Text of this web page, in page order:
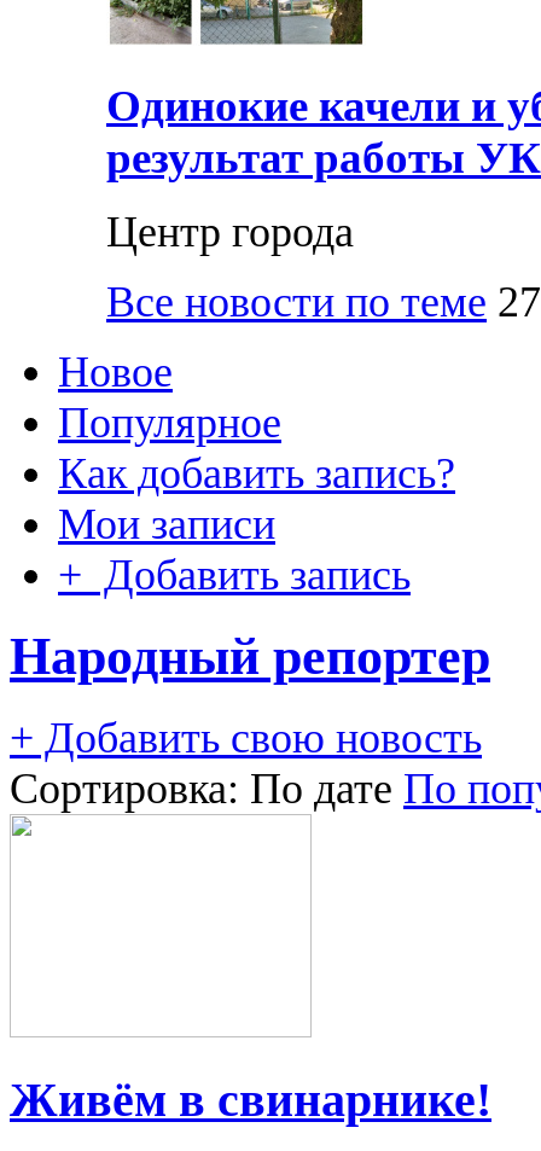
Одинокие качели и
результат работы
Центр города
Все новости по теме
Новое
Популярное
Как добавить запись?
Мои записи
+ Добавить запись
Народный репортер
+ Добавить свою новость
Сортировка: По дате По
Живём в свинарнике!